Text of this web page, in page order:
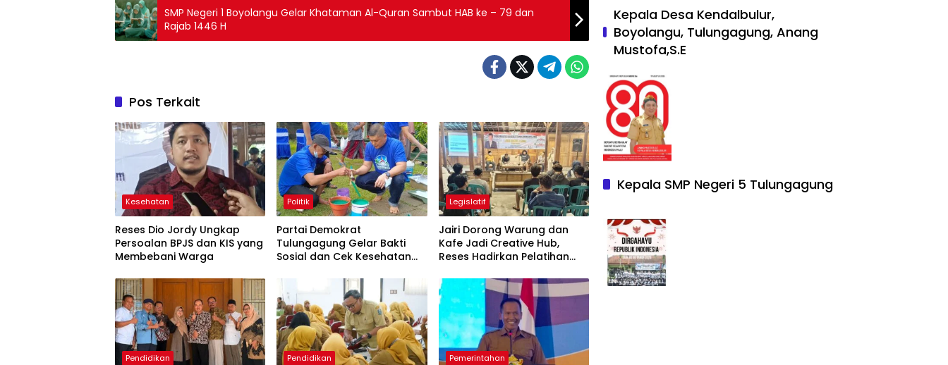
SMP Negeri 1 Boyolangu Gelar Khataman Al-Quran Sambut HAB ke – 79 dan
Rajab 1446 H
Pos Terkait
Kesehatan
Reses Dio Jordy Ungkap
Persoalan BPJS dan KIS yang
Membebani Warga
Politik
Partai Demokrat
Tulungagung Gelar Bakti
Sosial dan Cek Kesehatan
Legislatif
Jairi Dorong Warung dan
Kafe Jadi Creative Hub,
Reses Hadirkan Pelatihan
Pendidikan Pendidikan Pemerintahan
Kepala Desa Kendalbulur,
Boyolangu, Tulungagung, Anang
Mustofa,S.E
Kepala SMP Negeri 5 Tulungagung